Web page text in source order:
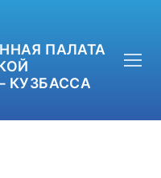
ПАЛАТА
КУЗБАССА